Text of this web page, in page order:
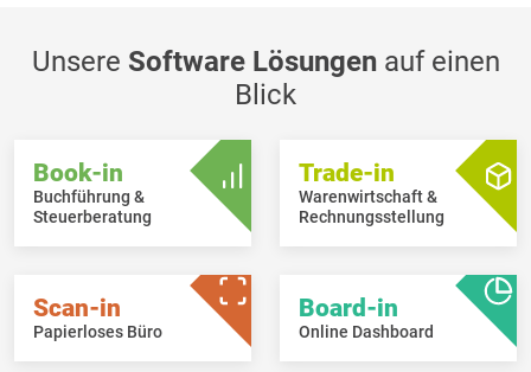
Unsere Software Lösungenauf einen
Blick
Book-in
Buchführung &
Steuerberatung
Trade-in
Warenwirtschaft &
Rechnungsstellung
Scan-in
Papierloses Büro
Board-in
Online Dashboard